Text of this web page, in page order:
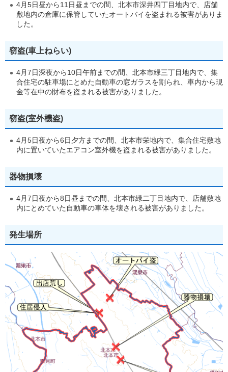
4月5日昼から11日昼までの間、北本市深井四丁目地内で、店舗
敷地内の倉庫に保管していたオートバイを盗まれる被害がありま
した。
窃盗(車上ねらい)
4月7日深夜から10日午前までの間、北本市緑三丁目地内で、集
合住宅の駐車場にとめた自動車の窓ガラスを割られ、車内から現
金等在中の財布を盗まれる被害がありました。
窃盗(室外機盗)
4月5日夜から6日夕方までの間、北本市栄地内で、集合住宅敷地
内に置いていたエアコン室外機を盗まれる被害がありました。
器物損壊
4月7日夜から8日昼までの間、北本市緑二丁目地内で、店舗敷地
内にとめていた自動車の車体を壊される被害がありました。
発生場所